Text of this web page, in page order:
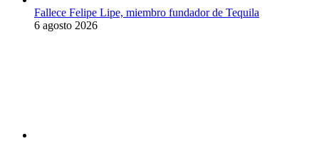
Fallece Felipe Lipe, miembro fundador de Tequila
6 agosto 2026